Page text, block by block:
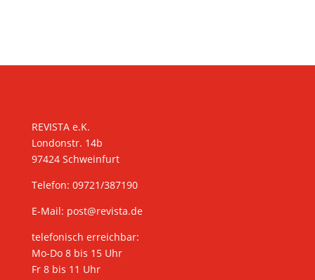
REVISTA e.K.
Londonstr. 14b
97424 Schweinfurt
Telefon: 09721/387190
E-Mail: post@revista.de
telefonisch erreichbar:
Mo-Do 8 bis 15 Uhr
Fr 8 bis 11 Uhr